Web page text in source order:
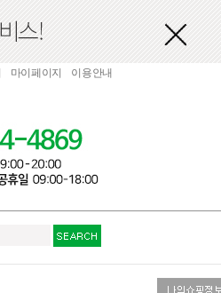
마이페이지 이용안내